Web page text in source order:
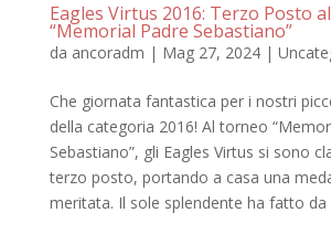
Eagles Virtus 2016: Terzo Posto
“Memorial Padre Sebastiano”
da ancoradm | Mag 27, 2024|
Che giornata fantastica per i nostri
della categoria 2016! Al torneo
Sebastiano”, gli Eagles Virtus si sono
terzo posto, portando a casa una
meritata. Il sole splendente ha fatto da